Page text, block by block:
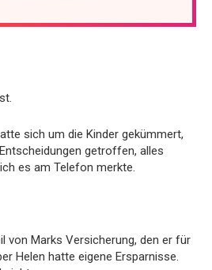
sich um die Kinder gekümmert,
getroffen, alles
es am Telefon merkte.
von Marks Versicherung, den er für
Helen hatte eigene Ersparnisse.